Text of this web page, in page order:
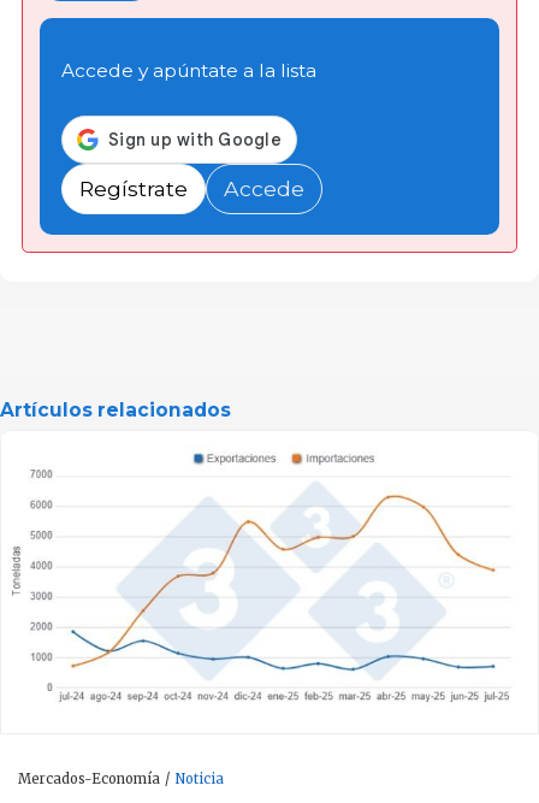
Accede y apúntate a la lista
Regístrate Accede
Artículos relacionados
Mercados-Economía Noticia